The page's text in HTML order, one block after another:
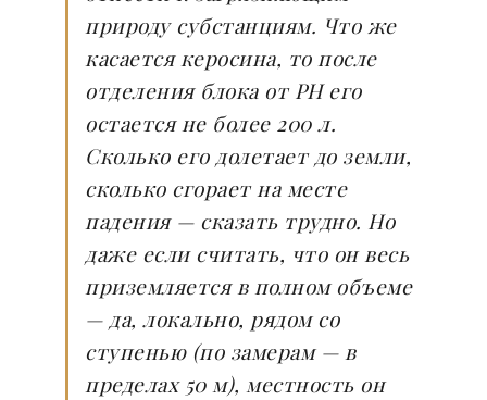
природу субстанциям. Что же
касается керосина, то после
отделения блока от РН его
остается не более 200 л.
Сколько его долетает до земли,
сколько сгорает на месте
падения — сказать трудно. Но
даже если считать, что он весь
приземляется в полном объеме
— да, локально, рядом со
ступенью (по замерам — в
пределах 50 м), местность он